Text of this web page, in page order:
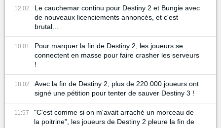
12:02
Le cauchemar continu pour Destiny 2 et Bungie avec
de nouveaux licenciements annoncés, et c'est
brutal...
10:01
Pour marquer la fin de Destiny 2, les joueurs se
connectent en masse pour faire crasher les serveurs
!
18:02
Avec la fin de Destiny 2, plus de 220 000 joueurs ont
signé une pétition pour tenter de sauver Destiny 3 !
11:57
"C'est comme si on m'avait arraché un morceau de
la poitrine", les joueurs de Destiny 2 pleure la fin de